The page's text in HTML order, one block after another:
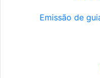
Emissão de